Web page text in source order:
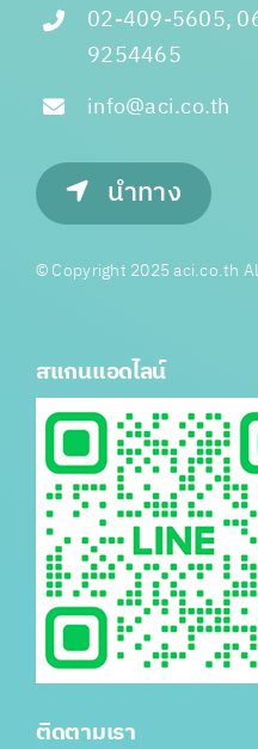
02-409-5605,
9254465
info@aci.co.th
นำทาง
© Copyright 2025 aci.co.th
สแกนแอดไลน์
ติดตามเรา